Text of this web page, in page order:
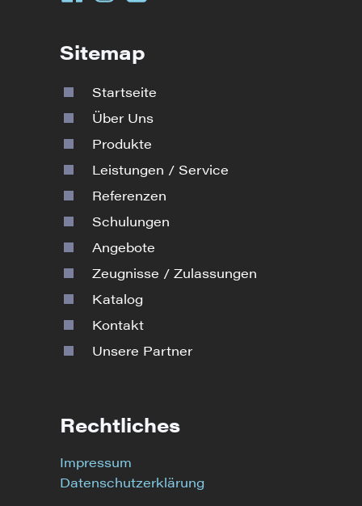
Sitemap
Startseite
Über Uns
Produkte
Leistungen / Service
Referenzen
Schulungen
Angebote
Zeugnisse / Zulassungen
Katalog
Kontakt
Unsere Partner
Rechtliches
Impressum
Datenschutzerklärung